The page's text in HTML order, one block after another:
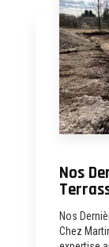
Nos
Nos
Chez